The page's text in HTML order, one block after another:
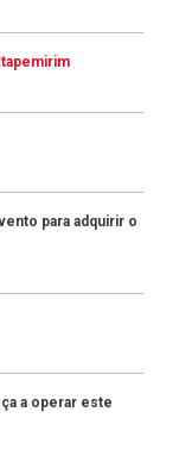
para adquirir o
a operar este